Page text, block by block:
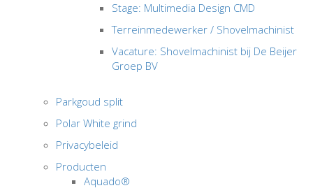
Stage: Multimedia Design CMD
Terreinmedewerker / Shovelmachinist
Vacature: Shovelmachinist bij De Beijer
Groep BV
Parkgoud split
Polar White grind
Privacybeleid
Producten
Aquado®